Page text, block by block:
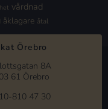
vårdnad
åklagare åtal
Örebro
8A
61 Örebro
810 47 30